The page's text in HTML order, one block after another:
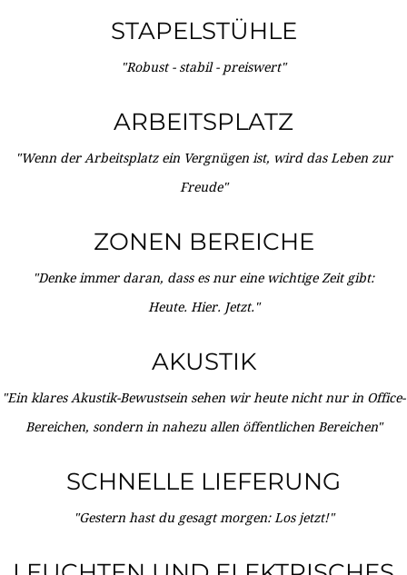
STAPELSTÜHLE
"Robust - stabil - preiswert"
ARBEITSPLATZ
"Wenn der Arbeitsplatz ein Vergnügen ist, wird das Leben zur
Freude"
ZONEN BEREICHE
"Denke immer daran, dass es nur eine wichtige Zeit gibt:
Heute. Hier. Jetzt."
AKUSTIK
"Ein klares Akustik-Bewustsein sehen wir heute nicht nur in Office-
Bereichen, sondern in nahezu allen öffentlichen Bereichen"
SCHNELLE LIEFERUNG
"Gestern hast du gesagt morgen: Los jetzt!"